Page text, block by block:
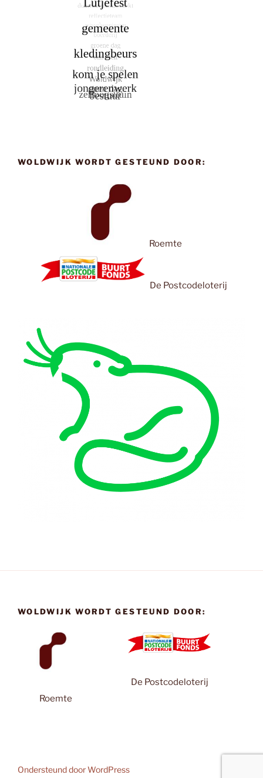
WOLDWIJK WORDT GESTEUND DOOR:
Roemte
De Postcodeloterij
WOLDWIJK WORDT GESTEUND DOOR:
Roemte
De Postcodeloterij
Ondersteund door WordPress